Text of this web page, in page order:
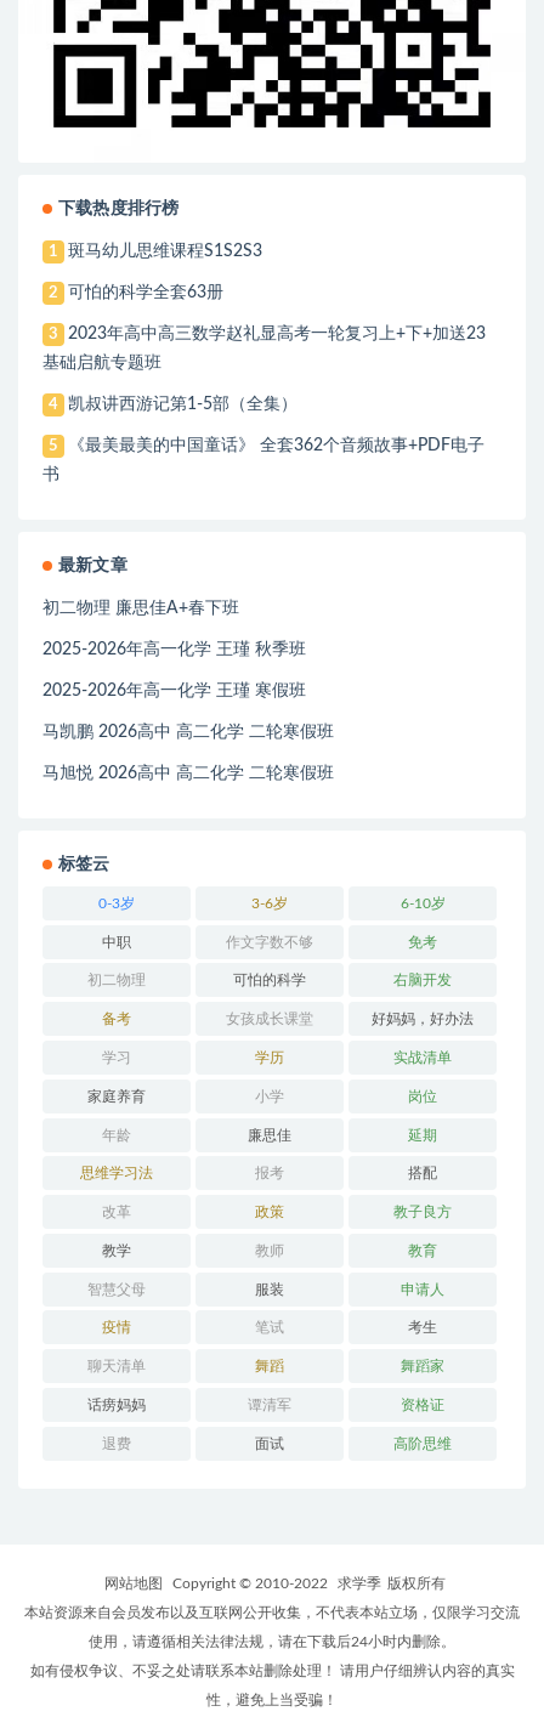
下载热度排行榜
1 斑马幼儿思维课程S1S2S3
2 可怕的科学全套63册
3
2023年高中高三数学赵礼显高考一轮复习上+下+加送23
基础启航专题班
4 凯叔讲西游记第1-5部（全集）
5
《最美最美的中国童话》 全套362个音频故事+PDF电子
书
最新文章
初二物理 廉思佳A+春下班
2025-2026年高一化学 王瑾 秋季班
2025-2026年高一化学 王瑾 寒假班
马凯鹏 2026高中 高二化学 二轮寒假班
马旭悦 2026高中 高二化学 二轮寒假班
标签云
0-3岁 3-6岁 6-10岁
中职 作文字数不够 免考
初二物理 可怕的科学 右脑开发
备考 女孩成长课堂 好妈妈，好办法
学习 学历 实战清单
家庭养育 小学 岗位
年龄 廉思佳 延期
思维学习法 报考 搭配
改革 政策 教子良方
教学 教师 教育
智慧父母 服装 申请人
疫情 笔试 考生
聊天清单 舞蹈 舞蹈家
话痨妈妈 谭清军 资格证
退费 面试 高阶思维
网站地图 Copyright © 2010-2022 求学季 版权所有
本站资源来自会员发布以及互联网公开收集，不代表本站立场，仅限学习交流
使用，请遵循相关法律法规，请在下载后24小时内删除。
如有侵权争议、不妥之处请联系本站删除处理！ 请用户仔细辨认内容的真实
性，避免上当受骗！